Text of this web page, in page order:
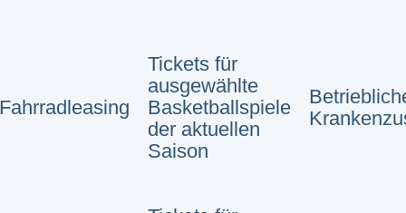
Tickets für
ausgewählte
Basketballspiele
der aktuellen
Saison